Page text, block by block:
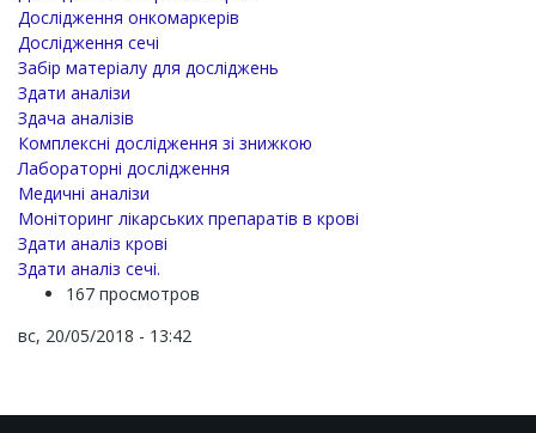
Дослідження онкомаркерів
Дослідження сечі
Забір матеріалу для досліджень
Здати аналізи
Здача аналізів
Комплексні дослідження зі знижкою
Лабораторні дослідження
Медичні аналізи
Моніторинг лікарських препаратів в крові
Здати аналіз крові
Здати аналіз сечі.
167 просмотров
вс, 20/05/2018 - 13:42